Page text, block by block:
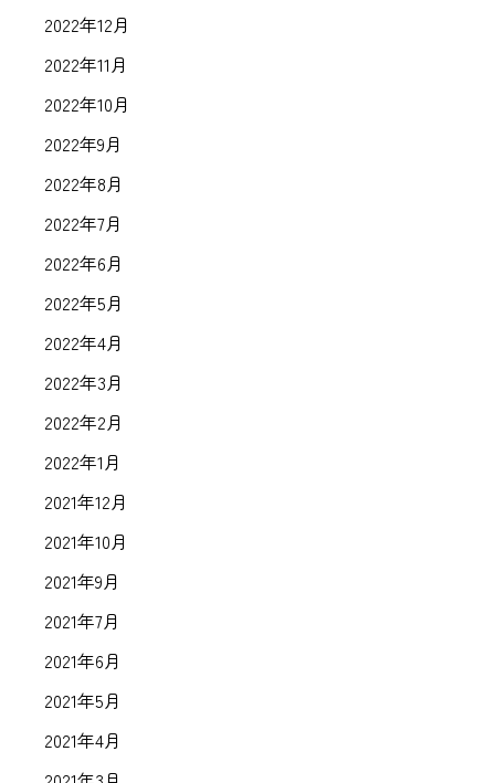
2022年12月
2022年11月
2022年10月
2022年9月
2022年8月
2022年7月
2022年6月
2022年5月
2022年4月
2022年3月
2022年2月
2022年1月
2021年12月
2021年10月
2021年9月
2021年7月
2021年6月
2021年5月
2021年4月